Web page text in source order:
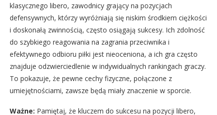
klasycznego libero, zawodnicy grający na pozycjach
defensywnych, którzy wyróżniają się niskim środkiem ciężkości
i doskonałą zwinnością, często osiągają sukcesy. Ich zdolność
do szybkiego reagowania na zagrania przeciwnika i
efektywnego odbioru piłki jest nieoceniona, a ich gra często
znajduje odzwierciedlenie w indywidualnych rankingach graczy.
To pokazuje, że pewne cechy fizyczne, połączone z
umiejętnościami, zawsze będą miały znaczenie w sporcie.
Ważne: Pamiętaj, że kluczem do sukcesu na pozycji libero,